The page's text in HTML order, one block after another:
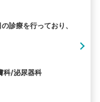
診療を行っており、
科/泌尿器科